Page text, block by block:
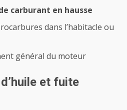
carburant en hausse
dans l’habitacle ou
général du moteur
et fuite